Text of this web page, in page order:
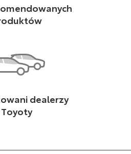
dealerzy
Toyoty